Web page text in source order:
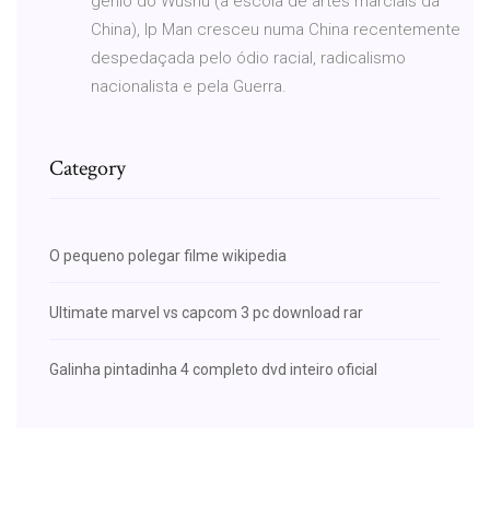
China), Ip Man cresceu numa China recentemente
despedaçada pelo ódio racial, radicalismo
nacionalista e pela Guerra.
Category
O pequeno polegar filme wikipedia
Ultimate marvel vs capcom 3 pc download rar
Galinha pintadinha 4 completo dvd inteiro oficial